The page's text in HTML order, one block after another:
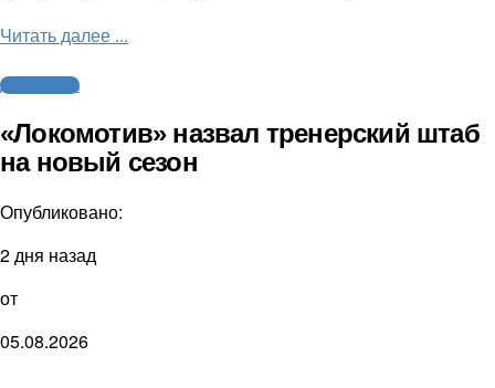
Читать далее ...
Другие виды
«Локомотив» назвал тренерский штаб
на новый сезон
Опубликовано:
2 дня назад
от
05.08.2026